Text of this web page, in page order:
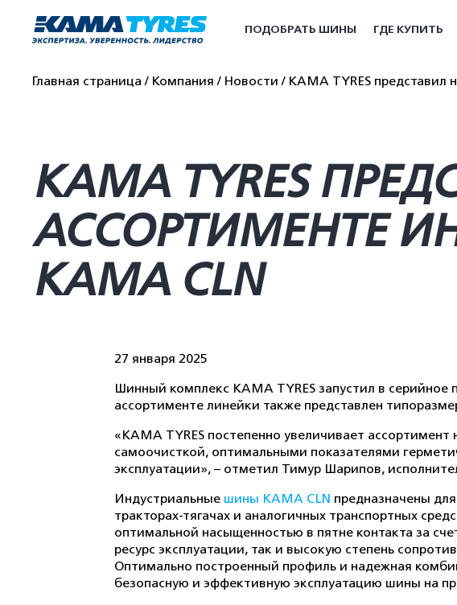
ПОДОБРАТЬ ШИНЫ ГДЕ КУПИТЬ
Главная страница Компания Новости KAMA TYRES
KAMA TYRES
АССОРТИМЕНТЕ
KAMA CLN
27 января 2025
Шинный комплекс KAMA TYRES запустил в
ассортименте линейки также представлен
«KAMA TYRES постепенно увеличивает
самоочисткой, оптимальными показателями
эксплуатации», – отметил Тимур Шарипов,
Индустриальные шины KAMA CLN предназначены
тракторах-тягачах и аналогичных транспортных
оптимальной насыщенностью в пятне контакта за
ресурс эксплуатации, так и высокую степень
Оптимально построенный профиль и надежная
безопасную и эффективную эксплуатацию шины на